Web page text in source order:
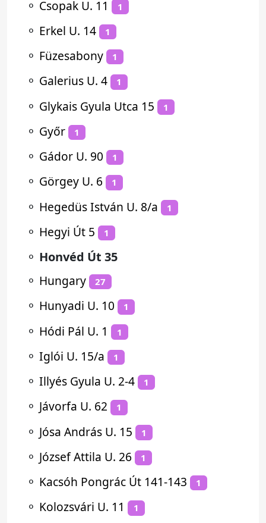
⚬ Csopak U. 11 1
⚬ Erkel U. 14 1
⚬ Füzesabony 1
⚬ Galerius U. 4 1
⚬ Glykais Gyula Utca 15 1
⚬ Győr 1
⚬ Gádor U. 90 1
⚬ Görgey U. 6 1
⚬ Hegedüs István U. 8/a 1
⚬ Hegyi Út 5 1
⚬ Honvéd Út 35
⚬ Hungary 27
⚬ Hunyadi U. 10 1
⚬ Hódi Pál U. 1 1
⚬ Iglói U. 15/a 1
⚬ Illyés Gyula U. 2-4 1
⚬ Jávorfa U. 62 1
⚬ Jósa András U. 15 1
⚬ József Attila U. 26 1
⚬ Kacsóh Pongrác Út 141-143 1
⚬ Kolozsvári U. 11 1